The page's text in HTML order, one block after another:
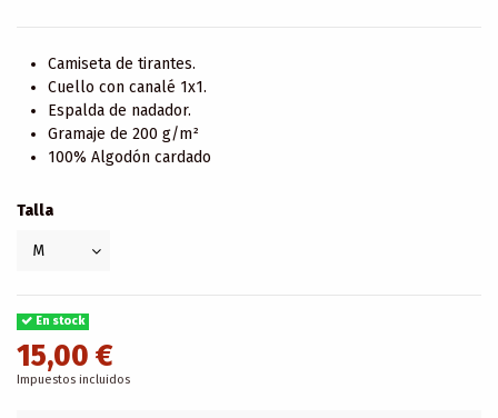
Camiseta de tirantes.
Cuello con canalé 1x1.
Espalda de nadador.
Gramaje de 200 g/m²
100% Algodón cardado
Talla
En stock
15,00 €
Impuestos incluidos